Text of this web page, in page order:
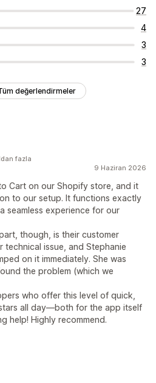
27
4
3
3
değerlendirmeler
9 Haziran 2026
Cart on our Shopify store, and it
to our setup. It functions exactly
seamless experience for our
though, is their customer
technical issue, and Stephanie
on it immediately. She was
the problem (which we
who offer this level of quick,
all day—both for the app itself
help! Highly recommend.
fazla